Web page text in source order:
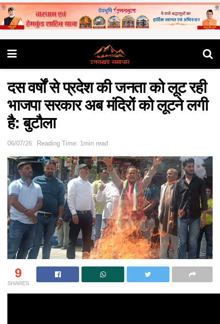
दस वर्षों से प्रदेश की जनता को लूट रही
भाजपा सरकार अब मंदिरों को लूटने लगी
है: बुटौला
06/07/26 Reading Time: 1min read
9
SHARES